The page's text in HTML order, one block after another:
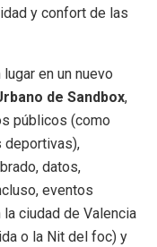
y confort de las
en un nuevo
de Sandbox,
públicos (como
deportivas),
datos,
eventos
ciudad de Valencia
o la Nit del foc) y